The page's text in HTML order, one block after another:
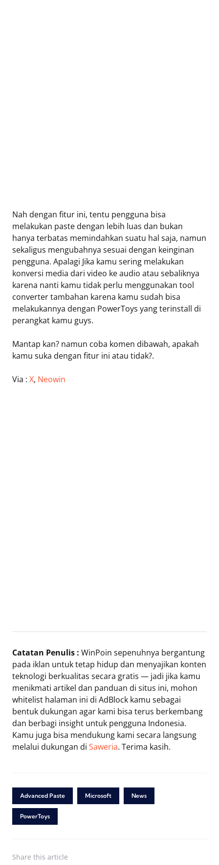
Nah dengan fitur ini, tentu pengguna bisa
melakukan paste dengan lebih luas dan bukan
hanya terbatas memindahkan suatu hal saja, namun
sekaligus mengubahnya sesuai dengan keinginan
pengguna. Apalagi Jika kamu sering melakukan
konversi media dari video ke audio atau sebaliknya
karena nanti kamu tidak perlu menggunakan tool
converter tambahan karena kamu sudah bisa
melakukannya dengan PowerToys yang terinstall di
perangkat kamu guys.
Mantap kan? namun coba komen dibawah, apakah
kamu suka dengan fitur ini atau tidak?.
Via : X, Neowin
Catatan Penulis : WinPoin sepenuhnya bergantung
pada iklan untuk tetap hidup dan menyajikan konten
teknologi berkualitas secara gratis — jadi jika kamu
menikmati artikel dan panduan di situs ini, mohon
whitelist halaman ini di AdBlock kamu sebagai
bentuk dukungan agar kami bisa terus berkembang
dan berbagi insight untuk pengguna Indonesia.
Kamu juga bisa mendukung kami secara langsung
melalui dukungan di Saweria. Terima kasih.
Advanced Paste Microsoft News
PowerToys
Share this article